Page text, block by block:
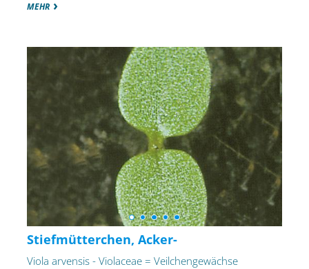
MEHR
Stiefmütterchen, Acker-
Viola arvensis - Violaceae = Veilchengewächse